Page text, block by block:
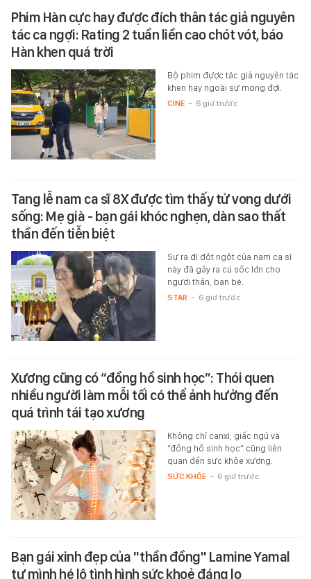
Phim Hàn cực hay được đích thân tác giả nguyên
tác ca ngợi: Rating 2 tuần liền cao chót vót, báo
Hàn khen quá trời
Bộ phim được tác giả nguyên tác
khen hay ngoài sự mong đợi.
CINE - 6 giờ trước
Tang lễ nam ca sĩ 8X được tìm thấy tử vong dưới
sống: Mẹ già - bạn gái khóc nghẹn, dàn sao thất
thần đến tiễn biệt
Sự ra đi đột ngột của nam ca sĩ
này đã gây ra cú sốc lớn cho
người thân, bạn bè.
STAR - 6 giờ trước
Xương cũng có “đồng hồ sinh học”: Thói quen
nhiều người làm mỗi tối có thể ảnh hưởng đến
quá trình tái tạo xương
Không chỉ canxi, giấc ngủ và
“đồng hồ sinh học” cũng liên
quan đến sức khỏe xương.
SỨC KHỎE - 6 giờ trước
Bạn gái xinh đẹp của "thần đồng" Lamine Yamal
tự mình hé lộ tình hình sức khoẻ đáng lo